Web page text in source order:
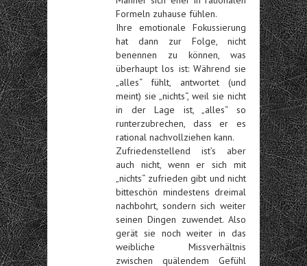
Formeln zuhause fühlen.
Ihre emotionale Fokussierung
hat dann zur Folge, nicht
benennen zu können, was
überhaupt los ist: Während sie
„alles“ fühlt, antwortet (und
meint) sie „nichts“, weil sie nicht
in der Lage ist, „alles“ so
runterzubrechen, dass er es
rational nachvollziehen kann.
Zufriedenstellend ist’s aber
auch nicht, wenn er sich mit
„nichts“ zufrieden gibt und nicht
bitteschön mindestens dreimal
nachbohrt, sondern sich weiter
seinen Dingen zuwendet. Also
gerät sie noch weiter in das
weibliche Missverhältnis
zwischen quälendem Gefühl